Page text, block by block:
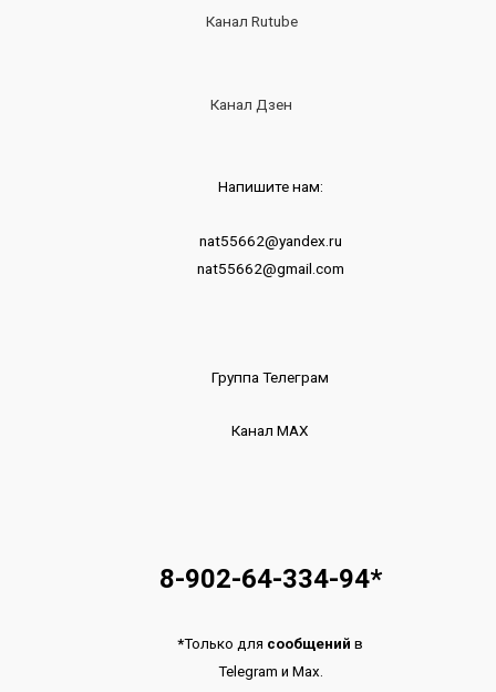
Канал Rutube
Канал Дзен
Напишите нам:
nat55662@yandex.ru
nat55662@gmail.com
Группа Телеграм
Канал МАХ
8-902-64-334-94*
*Только для сообщений в
Telegram и Max.